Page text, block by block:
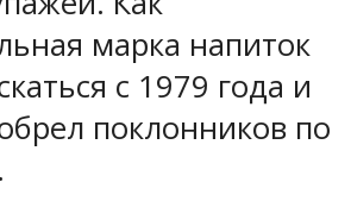
марка напиток
с 1979 года и
поклонников по